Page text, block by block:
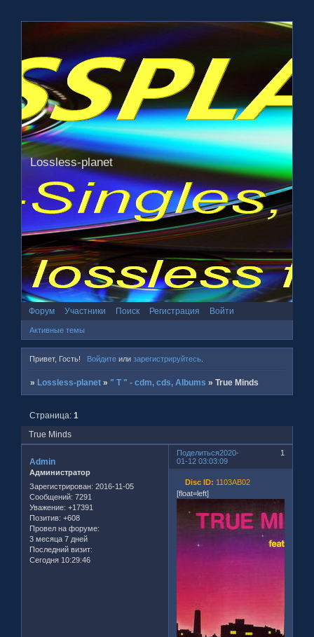
Lossless-planet
Форум Участники Поиск Регистрация Войти
Активные темы
Привет, Гость! Войдитеили зарегистрируйтесь.
» Lossless-planet » " T " - cdm, cds, Albums »True Minds
True Minds
Страница:1
Поделиться 1
2020-
01-12 03:03:09
Admin
Администратор
Зарегистрирован: 2016-11-05
Сообщений: 7291
Уважение: +17391
Позитив: +608
Провел на форуме:
3 месяца 7 дней
Последний визит:
Сегодня 10:29:46
Disc ID: 1103AB02
[float=left]